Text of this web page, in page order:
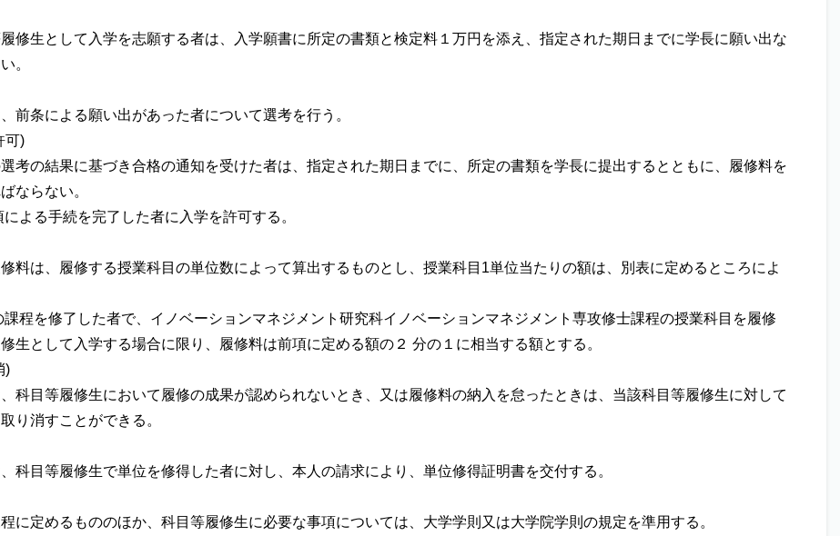
修生として入学を志願する者は、入学願書に所定の書類と検定料１万円を添え、指定された期日までに学長に願い出な
。
前条による願い出があった者について選考を行う。
可)
考の結果に基づき合格の通知を受けた者は、指定された期日までに、所定の書類を学長に提出するとともに、履修料を
ならない。
による手続を完了した者に入学を許可する。
料は、履修する授業科目の単位数によって算出するものとし、授業科目1単位当たりの額は、別表に定めるところによ
課程を修了した者で、イノベーションマネジメント研究科イノベーションマネジメント専攻修士課程の授業科目を履修
生として入学する場合に限り、履修料は前項に定める額の２ 分の１に相当する額とする。
)
科目等履修生において履修の成果が認められないとき、又は履修料の納入を怠ったときは、当該科目等履修生に対して
り消すことができる。
科目等履修生で単位を修得した者に対し、本人の請求により、単位修得証明書を交付する。
に定めるもののほか、科目等履修生に必要な事項については、大学学則又は大学院学則の規定を準用する。